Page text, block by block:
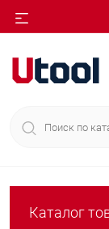
Каталог